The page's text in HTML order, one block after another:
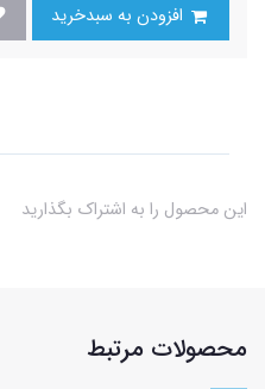
این محصول را به اشتراک بگذارید
محصولات مرتبط